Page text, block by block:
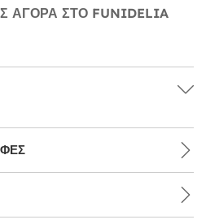
ΑΓΟΡΆ ΣΤΟ FUNIDELIA